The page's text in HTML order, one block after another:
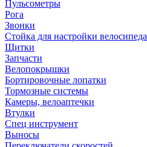
Пульсометры
Рога
Звонки
Стойка для настройки велосипеда
Щитки
Запчасти
Велопокрышки
Бортировочные лопатки
Тормозные системы
Камеры, велоаптечки
Втулки
Спец инструмент
Выносы